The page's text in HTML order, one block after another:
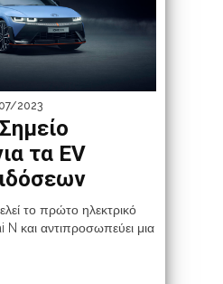
2023
τα EV
το πρώτο ηλεκτρικό
και αντιπροσωπεύει μια